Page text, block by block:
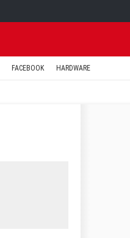
FACEBOOK HARDWARE